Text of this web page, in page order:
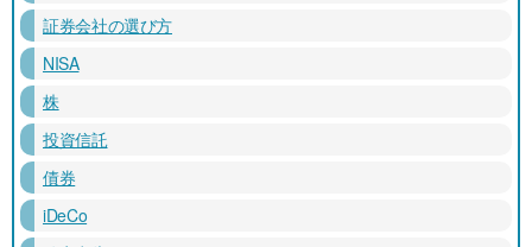
証券会社の選び方
NISA
株
投資信託
債券
iDeCo